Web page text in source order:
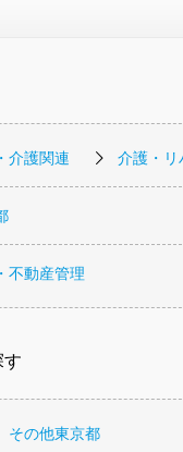
介護関連 介護・リ
不動産管理
す
の他東京都